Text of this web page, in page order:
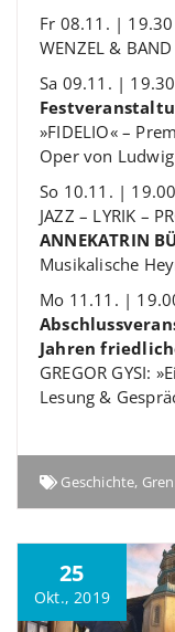
Fr 08.11. |
WENZEL &
Sa 09.11. |
»FIDELIO« –
Oper von
So 10.11. |
JAZZ – LYRIK –
ANNEKATRIN
Musikalische
Mo 11.11. |
Jahren
GREGOR GYSI:
Lesung &
Geschichte,
25
Okt., 2019